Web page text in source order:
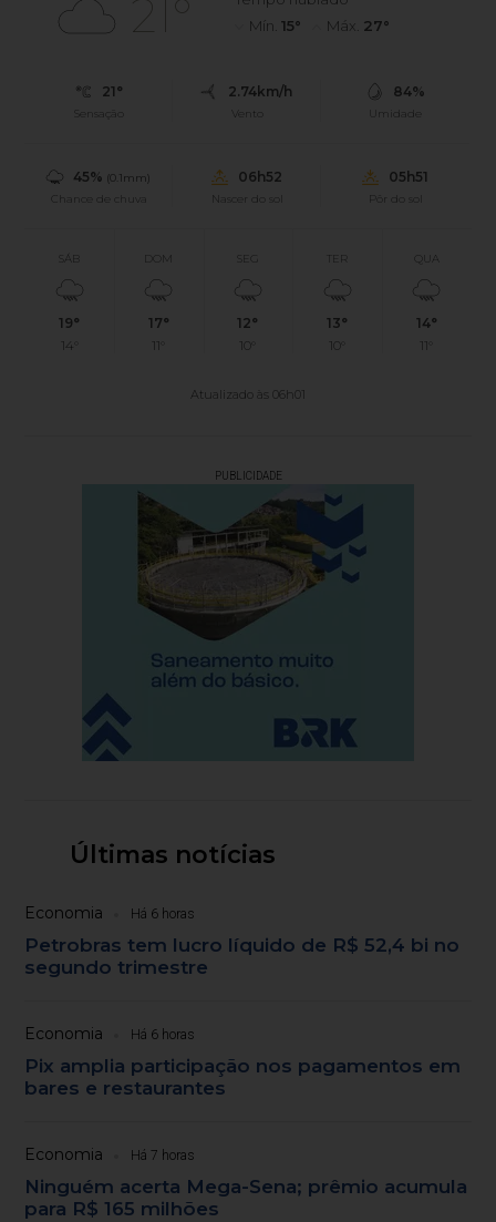
21°
Mín. 15° Máx. 27°
21°
Sensação
2.74km/h
Vento
84%
Umidade
45% (0.1mm)
Chance de chuva
06h52
Nascer do sol
05h51
Pôr do sol
SÁB
19°
14°
DOM
17°
11°
SEG
12°
10°
TER
13°
10°
QUA
14°
11°
Atualizado às 06h01
PUBLICIDADE
Últimas notícias
Economia Há 6 horas
Petrobras tem lucro líquido de R$ 52,4 bi no
segundo trimestre
Economia Há 6 horas
Pix amplia participação nos pagamentos em
bares e restaurantes
Economia Há 7 horas
Ninguém acerta Mega-Sena; prêmio acumula
para R$ 165 milhões